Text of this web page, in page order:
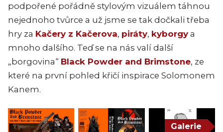
podpořené pořádně stylovým vizuálem táhnou
nejednoho tvůrce a už jsme se tak dočkali třeba
hry za Kačery z Kačerova, piráty, kyborgy a
mnoho dalšího. Teď se na nás valí další
„borgovina“ Black Powder and Brimstone, ze
které na první pohled křičí inspirace Solomonem
Kanem.
Galerie